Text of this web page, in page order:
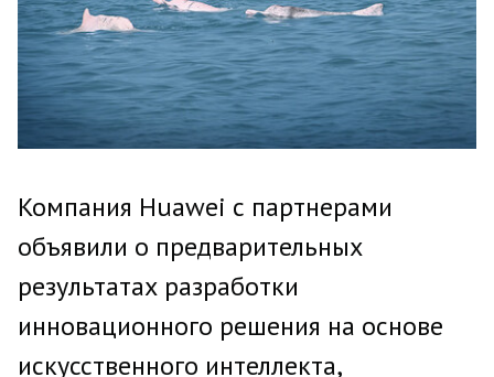
Компания Huawei с партнерами
объявили о предварительных
результатах разработки
инновационного решения на основе
искусственного интеллекта,